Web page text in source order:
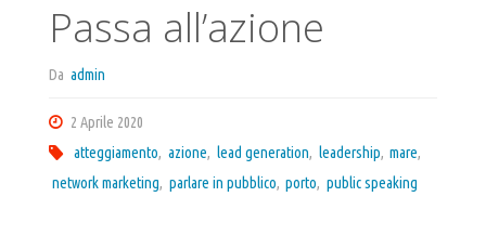
Passa all’azione
Da admin
2 Aprile 2020
atteggiamento, azione, lead generation, leadership, mare,
network marketing, parlare in pubblico, porto, public speaking